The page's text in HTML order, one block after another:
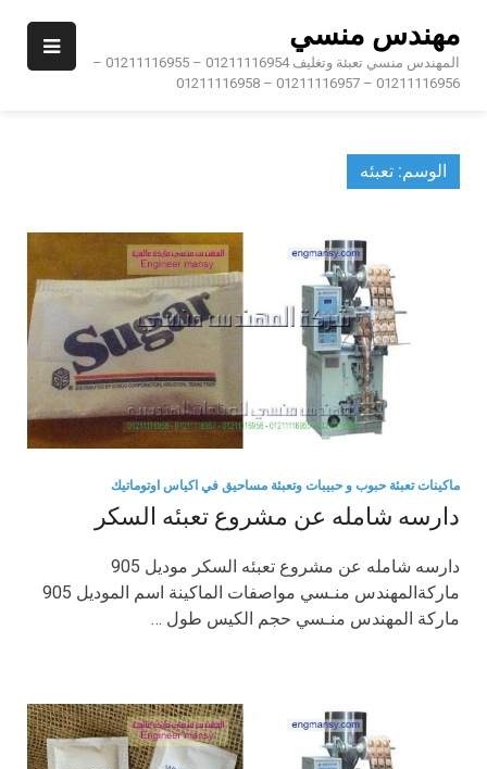
content
مهندس منسي
المهندس منسي تعبئة وتغليف 01211116954 – 01211116955 –
01211116956 – 01211116957 – 01211116958
الوسم: تعبئه
ماكينات تعبئة حبوب و حبيبات وتعبئة مساحيق في اكياس اوتوماتيك
دارسه شامله عن مشروع تعبئه السكر
دارسه شامله عن مشروع تعبئه السكر موديل 905
ماركةالمهندس منـسي مواصفات الماكينة اسم الموديل 905
ماركة المهندس منـسي حجم الكيس طول …